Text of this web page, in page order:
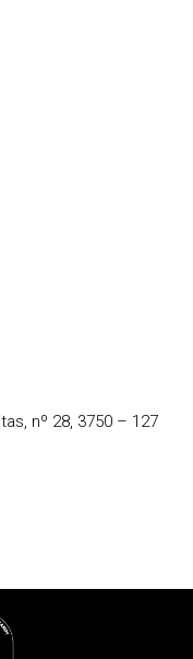
nº 28, 3750 – 127